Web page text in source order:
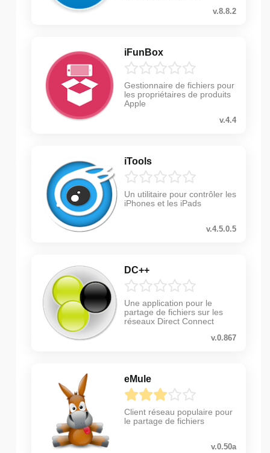
v.8.8.2
iFunBox
Gestionnaire de fichiers pour
les propriétaires de produits
Apple
v.4.4
iTools
Un utilitaire pour contrôler les
iPhones et les iPads
v.4.5.0.5
DC++
Une application pour le
partage de fichiers sur les
réseaux Direct Connect
v.0.867
eMule
Client réseau populaire pour
le partage de fichiers
v.0.50a